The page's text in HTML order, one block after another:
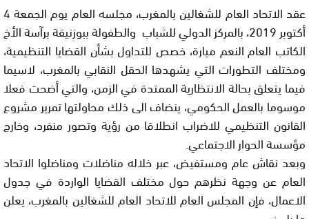
عقد الاتحاد العام للشغالين بالمغرب، مجلسه العام يوم الجمعة 4
أكتوبر 2019، بالمركز الدولي للشباب والطفولة ببوزنيقة برآسة الأخ
الكاتب العام النعم ميارة، خصص للتداول بشأن القضايا التنظيمية،
ومختلف التطورات التي يشهدها الحقل النقابي بالمغرب، لاسيما
فيما يتعلق بحالة الانتظارية الممتدة في الزمن، والتي أضحت فعلا
موسوما بالعمل الحكومي، ينضاف الى ذلك محاولتها تمرير مشروع
القانون التنظيمي للاضراب انطلاقا من رؤية وتصور منفرد، وخارج
مؤسسة الحوار الاجتماعي.
وبعد نقاش عام ومستفيض، عبر خلاله مناضلات ومناضلوا الاتحاد
العام عن وجهة نظرهم حول مختلف القضايا الواردة في جدول
الاعمال، فإن المجلس العام للاتحاد العام للشغالين بالمغرب، يعلن